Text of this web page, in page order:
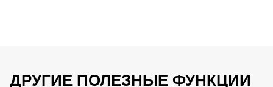
ДРУГИЕ ПОЛЕЗНЫЕ ФУНКЦИИ